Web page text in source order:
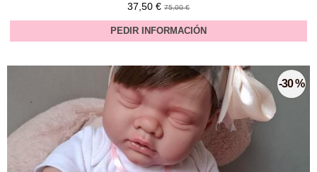
37,50 € 75,00 €
PEDIR INFORMACIÓN
-30 %